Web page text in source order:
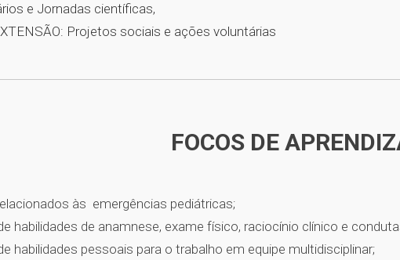
e Jornadas científicas,
Projetos sociais e ações voluntárias
FOCOS DE
às emergências pediátricas;
habilidades de anamnese, exame físico, raciocínio clínico e
habilidades pessoais para o trabalho em equipe multidisciplinar;